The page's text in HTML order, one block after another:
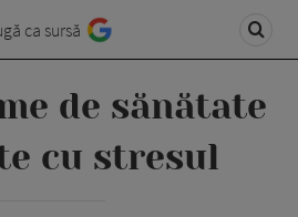
ca sursă
de sănătate
cu stresul